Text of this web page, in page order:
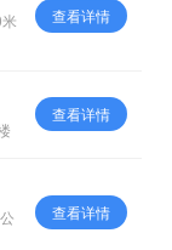
查看详情
查看详情
查看详情